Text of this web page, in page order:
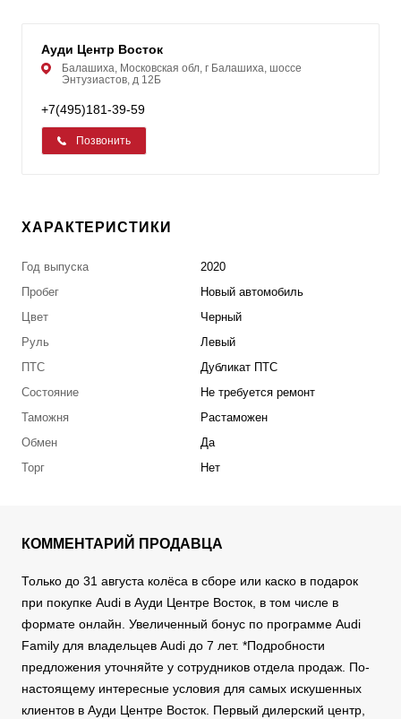
Ауди Центр Восток
Балашиха, Московская обл, г Балашиха, шоссе
Энтузиастов, д 12Б
+7(495)181-39-59
Позвонить
ХАРАКТЕРИСТИКИ
Год выпуска
2020
Пробег
Новый автомобиль
Цвет
Черный
Руль
Левый
ПТС
Дубликат ПТС
Состояние
Не требуется ремонт
Таможня
Растаможен
Обмен
Да
Торг
Нет
КОММЕНТАРИЙ ПРОДАВЦА
Только до 31 августа колёса в сборе или каско в подарок
при покупке Audi в Ауди Центре Восток, в том числе в
формате онлайн. Увеличенный бонус по программе Audi
Family для владельцев Audi до 7 лет. *Подробности
предложения уточняйте у сотрудников отдела продаж. По-
настоящему интересные условия для самых искушенных
клиентов в Ауди Центре Восток. Первый дилерский центр,